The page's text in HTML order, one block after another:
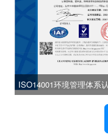
ISO14001环境管理体系